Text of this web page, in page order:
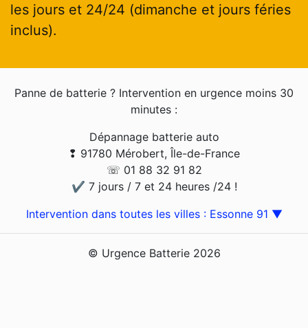
les jours et 24/24 (dimanche et jours féries
inclus).
Panne de batterie ? Intervention en urgence moins 30
minutes :
Dépannage batterie auto
❢ 91780 Mérobert, Île-de-France
☏ 01 88 32 91 82
✔ 7 jours / 7 et 24 heures /24 !
Intervention dans toutes les villes : Essonne 91 ▼
© Urgence Batterie 2026